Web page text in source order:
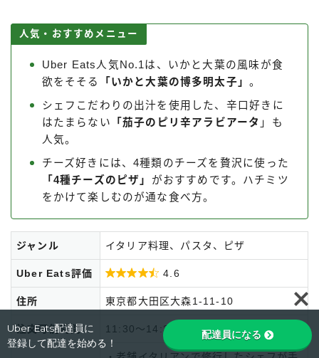
Follow Me
人気・おすすめメニュー
Uber Eats人気No.1は、いかと大葉の風味が食
欲をそそる
「いかと大葉の博多明太子」。
シェフこだわりの出汁を使用した、辛口好きに
はたまらない
「茄子のピリ辛アラビアータ 」も
人気。
チーズ好きには、4種類のチーズを贅沢に使った
「4種チーズのピザ」 がおすすめです。ハチミツ
をかけて楽しむのが通な食べ方。
ジャンル イタリア料理、パスタ、ピザ
Uber Eats評価  4.6
住所 東京都大田区大森1-11-10
注文可能時間 11:30～14:30、17:00～22:00
Uber Eats配達員に
登録して配達を始める！
配達員になる